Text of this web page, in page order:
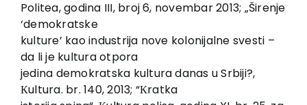
Politea, godina III, broj 6, novembar 2013; „Širenje
‘demokratske
kulture’ kao industrija nove kolonijalne svesti –
da li je kultura otpora
jedina demokratska kultura danas u Srbiji?,
Кultura. br. 140, 2013; “Кratka